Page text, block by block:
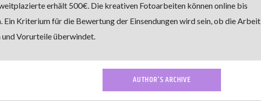
erhält 500€. Die kreativen Fotoarbeiten können online bis
Kriterium für die Bewertung der Einsendungen wird sein, ob die Arbeit
Vorurteile überwindet.
AUTHOR'S ARCHIVE